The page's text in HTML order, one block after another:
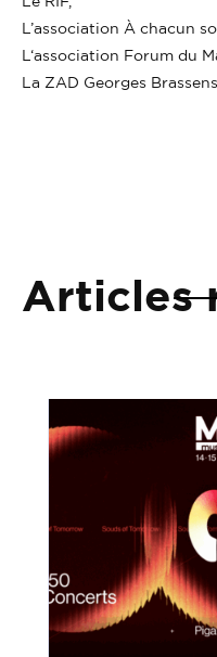
L’association À chacun
L‘association Forum du
La ZAD Georges
Articles